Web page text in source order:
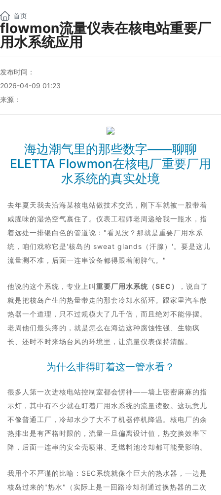
首页
flowmon流量仪表在核电站重要厂
用水系统应用
发布时间：
2026-04-09 01:23
来源：
海边潮气里的那些数字——聊聊
ELETTA Flowmon在核电厂重要厂用
水系统的真实处境
去年夏天我去沿海某核电站做技术交流，刚下车就被一股带着
咸腥味的湿热空气裹住了。仪表工程师老周递给我一瓶水，指
着远处一排银白色的管道说："看见没？那就是重要厂用水系
统，咱们戏称它是'核岛的 sweat glands（汗腺）'。要是这儿
流量测不准，后面一连串设备都得跟着闹脾气。"
他说的这个系统，专业上叫重要厂用水系统（SEC）
，说白了
就是把核岛产生的热量带走的那套冷却水循环。跟家里汽车散
热器一个道理，只不过规模大了几千倍，而且绝对不能停摆。
老周他们最头疼的，就是怎么在海边这种腐蚀性强、生物疯
长、还时不时来场台风的环境里，让流量仪表保持清醒。
为什么非得盯着这一管水看？
很多人第一次进核电站控制室都会愣神——墙上密密麻麻的指
示灯，其中有不少就在盯着厂用水系统的流量读数。这玩意儿
不像普通工厂，冷却水少了大不了机器停机降温。核电厂的余
热排出是有严格时限的，流量一旦偏离设计值，热交换效率下
降，后面一连串的安全壳喷淋、乏燃料池冷却都可能受影响。
我用个不严谨的比喻：SEC系统就像个巨大的热水器，一边是
核岛过来的"热水"（实际上是一回路冷却剂通过换热器的二次